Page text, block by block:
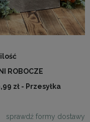
ROBOCZE
zł - Przesyłka
sprawdź formy dostawy